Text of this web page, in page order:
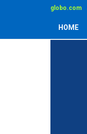
globo.com
HOME